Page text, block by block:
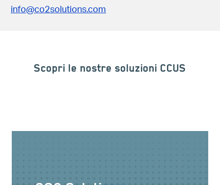
info@co2solutions.com
Scopri le nostre soluzioni CCUS